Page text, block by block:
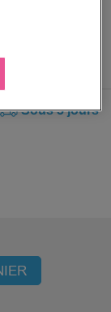
Sous 5 jours